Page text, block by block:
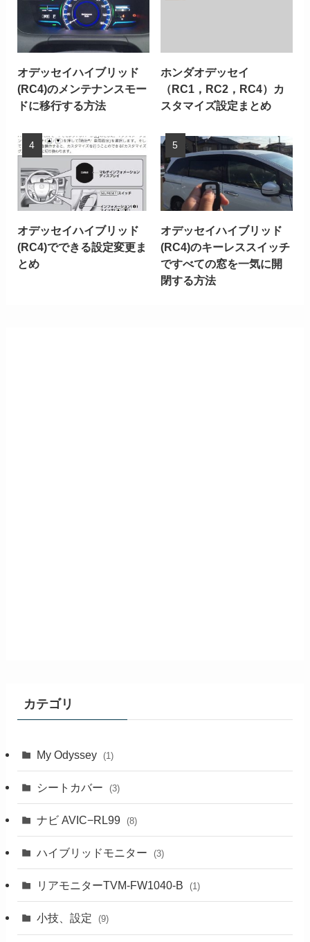
オデッセイハイブリッド
(RC4)のメンテナンスモー
ドに移行する方法
ホンダオデッセイ
（RC1，RC2，RC4）カ
スタマイズ設定まとめ
オデッセイハイブリッド
(RC4)でできる設定変更ま
とめ
オデッセイハイブリッド
(RC4)のキーレススイッチ
ですべての窓を一気に開
閉する方法
カテゴリ
My Odyssey (1)
シートカバー (3)
ナビ AVIC−RL99 (8)
ハイブリッドモニター (3)
リアモニターTVM-FW1040-B (1)
小技、設定 (9)